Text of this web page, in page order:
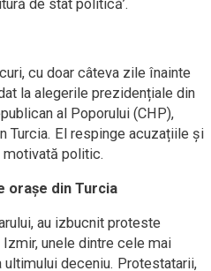
de stat politică’.
cu doar câteva zile înainte
la alegerile prezidențiale din
al Poporului (CHP),
Turcia. El respinge acuzațiile și
politic.
orașe din Turcia
au izbucnit proteste
unele dintre cele mai
deceniu. Protestatarii,